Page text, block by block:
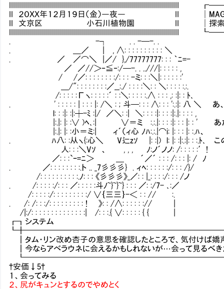
II ２０ＸＸ年１２月１９日（金）―夜― II │MAG
II 文京区 小石川植物園 II │探索：7
. -┐ . . -─-. .
. ＿／ | , ∧: : : : : : : : : : ＼
. ／ ／⌒＼ |／/ },/77777777: : : ｀ﾆ=-
／ ／//＞‐≦‐:/─-. . ..///|: : : : : ,
/ /／: : : : : : : :/: : : -ミ: : :＼|: : : : : :'
＿/": : : : : : : :／__:./ : : : :＼: : ＼: : : : :.:.
/: : : : :Гヽ: : : : :´ : :＼: : : : :.∧ : : : ,: :|: : ﾄ､
. ' : : : : : | : : : |: /＼ : ; 斗─: : : ∧: : : ':.:|: 八 ＼ あ、そう
l: : :|: :|:┼-ﾐ :|/ ／＼: :| ＼: : : :|: : : :|:.|: : : : ,
|:.|: |: :∨ )ﾍ､:| ∨＝ミⅥ:.:.|: : : :|: : : |: : ' あたしは
|:.|: |: :小＝ミ:| ィ´（ィ心 ﾉﾊ:.:.|⌒i: |: : : |: :.ﾊ、
. ﾊ八: :从ヽ{:心＼ V辷zｿ |: :|) l: |: :|:.:|: : :.ﾄ､ この状況を
人: : :＼Vｿ 、 , , , ﾉ:ノ´ノノ: /: : : : :′!
／: : :`ｰ=ﾆ＞ ＿ ´／´ : : : /: : : |: / ﾉ
. ／: : : : : : : :.ト .. _7彡彡彡} . ィﾍ: : : : : :/: : : /}/
/: : : : : : : : : :.ﾉ: : : 《彡彡彡》_／: : |_: : : :/: : : /ノ
. /: : : : :/: : : ／: : : : :斗ﾉ~}~}~} : : : ／: :/7- ､:／
/: : : : :/: : : : : : : : :/ ∨｛三三｝-＜ : : // :.
. /: /: : :/: : : : : : : : : ! 》: : /∧: : : : : :// |
/|:/: : : : : : : : : : : : : :| /: : :.{ ∨: : : : : { { |
┏┓システ
┃タム・リン改め杏子の意思を確認したところで、気付けば嬌
┃今ならアベラウネに会えるかもしれないが…会って見るべき
†安価↓5†
１、会ってみる
２、尻がキュンとするのでやめとく